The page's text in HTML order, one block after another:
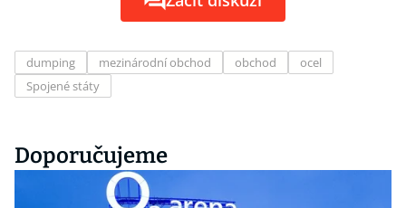
dumping mezinárodní obchod obchod
ocel
Spojené státy
Doporučujeme